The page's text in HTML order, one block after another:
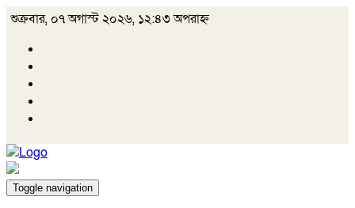
শুক্রবার, ০৭ অগাস্ট ২০২৬, ১২:৪৩ অপরাহ্ন
Toggle navigation